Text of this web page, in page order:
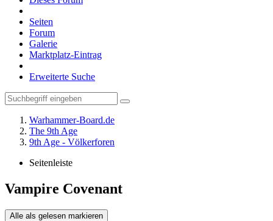
Seiten
Forum
Galerie
Marktplatz-Eintrag
Erweiterte Suche
Warhammer-Board.de
The 9th Age
9th Age - Völkerforen
Seitenleiste
Vampire Covenant
Alle als gelesen markieren